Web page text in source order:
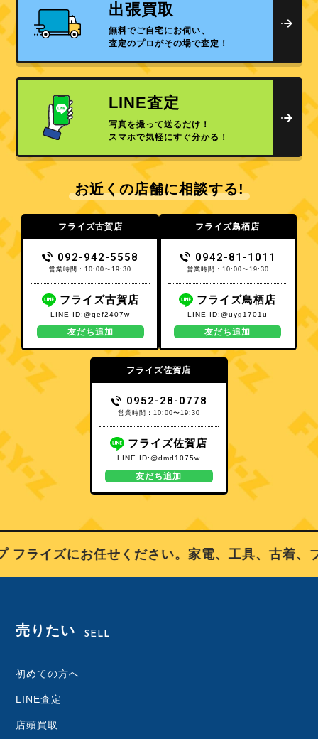
出張買取
無料でご自宅にお伺い、
査定のプロがその場で査定！
LINE査定
写真を撮って送るだけ！
スマホで気軽にすぐ分かる！
お近くの店舗に相談する!
フライズ古賀店
092-942-5558
営業時間：10:00〜19:30
フライズ古賀店
LINE ID:@qef2407w
友だち追加
フライズ鳥栖店
0942-81-1011
営業時間：10:00〜19:30
フライズ鳥栖店
LINE ID:@uyg1701u
友だち追加
フライズ佐賀店
0952-28-0778
営業時間：10:00〜19:30
フライズ佐賀店
LINE ID:@dmd1075w
友だち追加
イズにお任せください。家電、工具、古着、
売りたい SELL
初めての方へ
LINE査定
店頭買取